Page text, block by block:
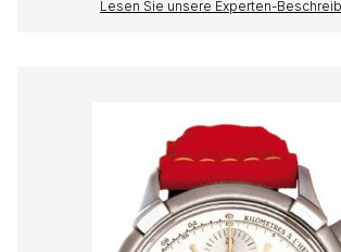
Lesen Sie unsere Experten-